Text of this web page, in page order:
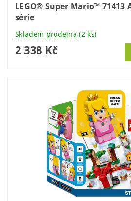
LEGO® Super Mario™ 71413
série
Skladem prodejna(2 ks)
2 338 Kč